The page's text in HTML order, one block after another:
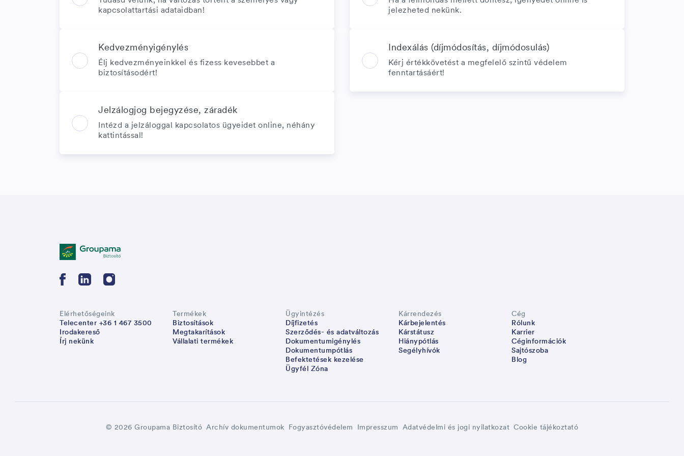
kapcsolattartási adataidban!
jelezheted nekünk.
Kedvezményigénylés
Élj kedvezményeinkkel és fizess kevesebbet a
biztosításodért!
Indexálás (díjmódosítás, díjmódosulás)
Kérj értékkövetést a megfelelő szintű védelem
fenntartásáért!
Jelzálogjog bejegyzése, záradék
Intézd a jelzáloggal kapcsolatos ügyeidet online, néhány
kattintással!
Elérhetőségeink
Telecenter +36 1 467 3500
Irodakereső
Írj nekünk
Termékek
Biztosítások
Megtakarítások
Vállalati termékek
Ügyintézés
Díjfizetés
Szerződés- és adatváltozás
Dokumentumigénylés
Dokumentumpótlás
Befektetések kezelése
Ügyfél Zóna
Kárrendezés
Kárbejelentés
Kárstátusz
Hiánypótlás
Segélyhívók
Cég
Rólunk
Karrier
Céginformációk
Sajtószoba
Blog
© 2026 Groupama Biztosító Archív dokumentumok Fogyasztóvédelem Impresszum Adatvédelmi és jogi nyilatkozat Cookie tájékoztató